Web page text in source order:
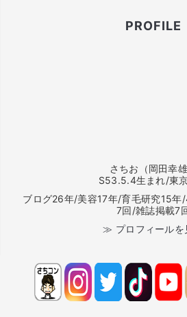
PROFILE
さちお（岡田幸雄
S53.5.4生まれ/東
ブログ26年/美容17年/育毛研究15
7回/雑誌掲載7
≫ プロフィールを